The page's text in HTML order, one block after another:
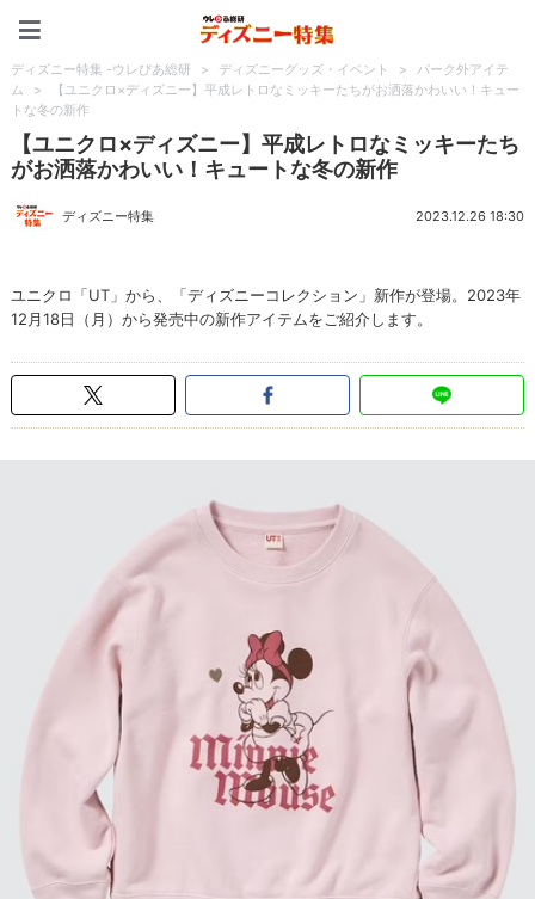
ディズニー特集 -ウレぴあ総研 > ディズニーグッズ・イベント >
パーク外アイテ
ム
>
【ユニクロ×ディズニー】平成レトロなミッキーたちがお洒落かわいい！キュー
トな冬の新作
【ユニクロ×ディズニー】平成レトロなミッキーたち
がお洒落かわいい！キュートな冬の新作
ディズニー特集 2023.12.26 18:30
ユニクロ「UT」から、「ディズニーコレクション」新作が登場。2023年
12月18日（月）から発売中の新作アイテムをご紹介します。